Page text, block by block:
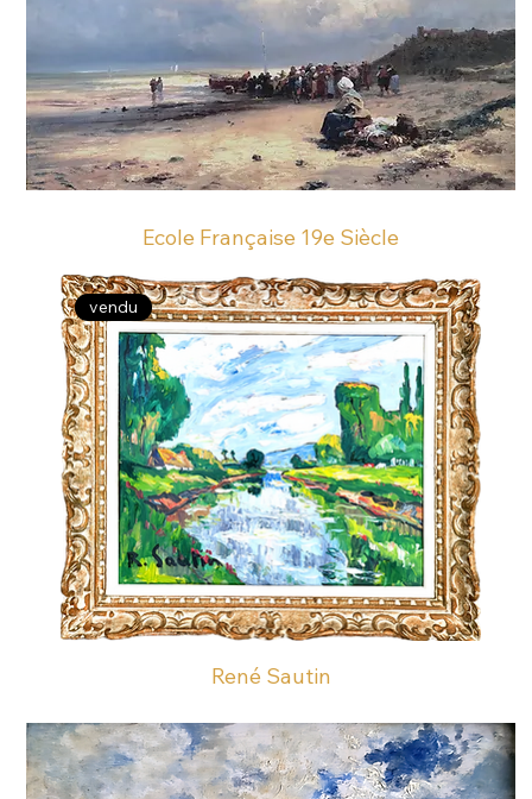
Ecole Française 19e Siècle
vendu
René Sautin